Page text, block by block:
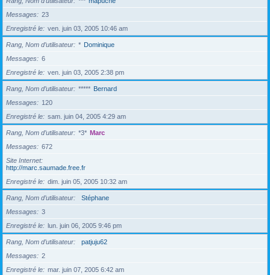
Messages
23
Enregistré le
ven. juin 03, 2005 10:46 am
Rang, Nom d’utilisateur * Dominique
Messages
6
Enregistré le
ven. juin 03, 2005 2:38 pm
Rang, Nom d’utilisateur ***** Bernard
Messages
120
Enregistré le
sam. juin 04, 2005 4:29 am
Rang, Nom d’utilisateur *3* Marc
Messages
672
Site Internet
http://marc.saumade.free.fr
Enregistré le
dim. juin 05, 2005 10:32 am
Rang, Nom d’utilisateur
Stéphane
Messages
3
Enregistré le
lun. juin 06, 2005 9:46 pm
Rang, Nom d’utilisateur
patjuju62
Messages
2
Enregistré le
mar. juin 07, 2005 6:42 am